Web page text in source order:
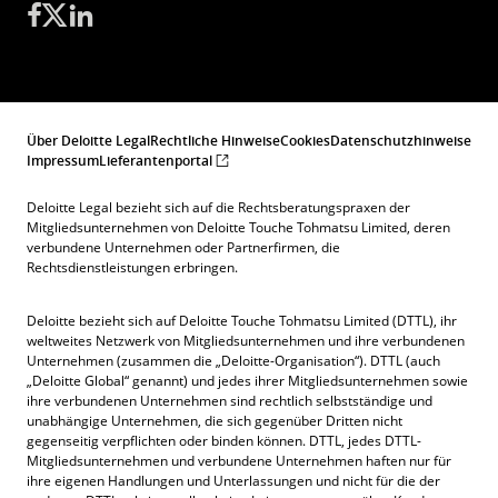
Elternzeiten berücksichtigt – bleiben strikt zu
beachten, da eine Übertragung auf
Besitzstandsregelungen ausgeschlossen ist
Unternehmens maßgeblich ist.
erwirtschaftete Eigenkapitalrendite.
Abschlüsse (HGB), insbesondere die
Eigenkapitalausstattung und -verzinsung über
dem Anpassungsstichtag. Nachträgliche
Jahresabschlüsse oder positive Lageberichte
dürfen nur berücksichtigt werden, wenn sie am
Anpassungsstichtag vorhersehbar waren.
Weitere Details zu Gestaltungsoptionen und
Über Deloitte LegalRechtliche HinweiseCookiesDatenschutzhinweise
ImpressumLieferantenportal
Deloitte Legal bezieht sich auf die Rechtsberatungspraxen der
Mitgliedsunternehmen von Deloitte Touche Tohmatsu Limited, deren
verbundene Unternehmen oder Partnerfirmen, die
Rechtsdienstleistungen erbringen.
Deloitte bezieht sich auf Deloitte Touche Tohmatsu Limited (DTTL), ihr
weltweites Netzwerk von Mitgliedsunternehmen und ihre verbundenen
Unternehmen (zusammen die „Deloitte-Organisation“). DTTL (auch
„Deloitte Global“ genannt) und jedes ihrer Mitgliedsunternehmen sowie
ihre verbundenen Unternehmen sind rechtlich selbstständige und
unabhängige Unternehmen, die sich gegenüber Dritten nicht
gegenseitig verpflichten oder binden können. DTTL, jedes DTTL-
Mitgliedsunternehmen und verbundene Unternehmen haften nur für
ihre eigenen Handlungen und Unterlassungen und nicht für die der